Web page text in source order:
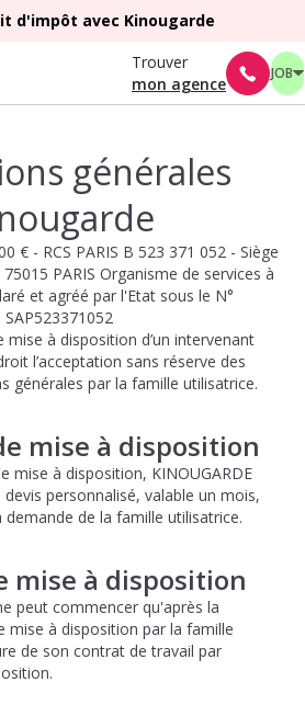
d'impôt avec Kinougarde
Trouver
mon agence
JOB
générales
€ - RCS PARIS B 523 371 052 - Siège
PARIS Organisme de services à
et agréé par l'Etat sous le N°
SAP523371052
mise à disposition d’un intervenant
l’acceptation sans réserve des
générales par la famille utilisatrice.
mise à disposition
mise à disposition, KINOUGARDE
personnalisé, valable un mois,
de la famille utilisatrice.
mise à disposition
peut commencer qu'après la
mise à disposition par la famille
de son contrat de travail par